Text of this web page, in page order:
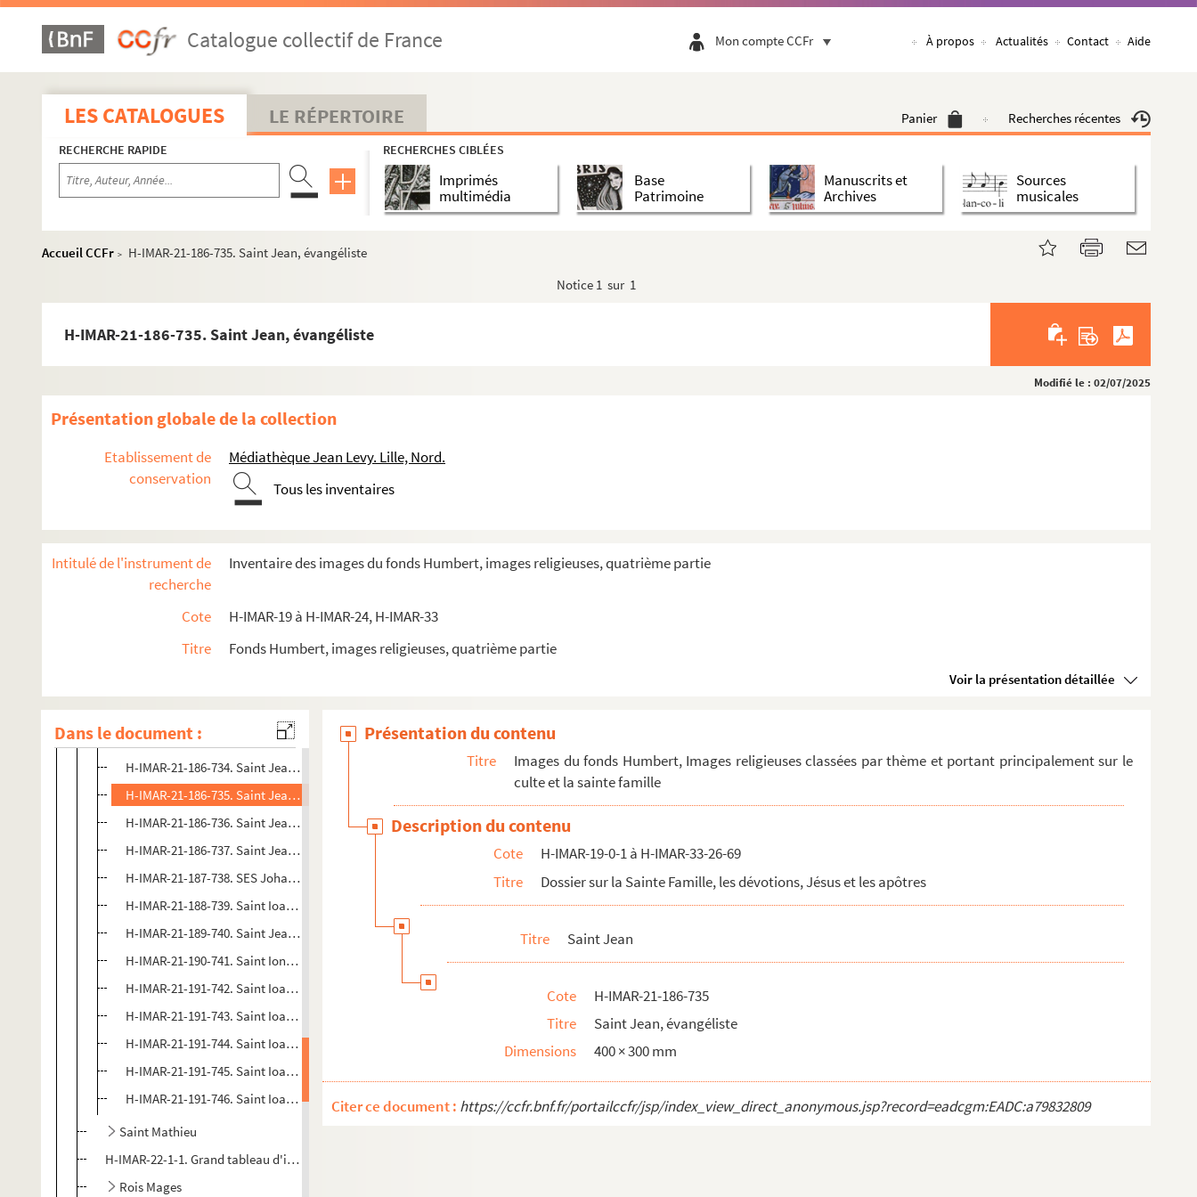
Catalogue collectif de France Mon compte CCFr À propos Actualités Contact Aide
LES CATALOGUES LE RÉPERTOIRE Panier Recherches récentes
RECHERCHE RAPIDE RECHERCHES CIBLÉES
Imprimés
multimédia
Base
Patrimoine
Manuscrits et
Archives
Sources
musicales
Accueil CCFr >
H-IMAR-21-186-735. Saint Jean, évangéliste
Notice 1 sur 1
H-IMAR-21-186-735. Saint Jean, évangéliste
Modifié le : 02/07/2025
Présentation globale de la collection
Etablissement de
conservation
Médiathèque Jean Levy. Lille, Nord.
Tous les inventaires
Intitulé de l'instrument de
recherche
Inventaire des images du fonds Humbert, images religieuses, quatrième partie
Cote
H-IMAR-19 à H-IMAR-24, H-IMAR-33
Titre
Fonds Humbert, images religieuses, quatrième partie
Voir la présentation détaillée
Dans le document :
H-IMAR-21-183-708. Saint Jean, porte latine
H-IMAR-21-183-709. Saint Jean, porte latine
H-IMAR-21-184-710. Saint Jacques le Majeur
H-IMAR-21-185-711. Saint Jean
H-IMAR-21-185-712. Saint Jean
H-IMAR-21-185-713. Saint Jean
H-IMAR-21-185-718. Saint Jean
H-IMAR-21-185-721. Saint Jean
H-IMAR-21-185-723. Saint Jean
H-IMAR-21-185-724. Saint Jean
H-IMAR-21-185-726. Saint Jean
H-IMAR-21-185-727. Saint Jean
H-IMAR-21-185-730. Saint Jean
H-IMAR-21-186-732. Saint Jean, évangéliste
H-IMAR-21-186-733. Saint Jean, évangéliste
H-IMAR-21-186-734. Saint Jean, évangéliste
H-IMAR-21-186-735. Saint Jean, évangéliste
H-IMAR-21-186-736. Saint Jean, évangéliste
H-IMAR-21-186-737. Saint Jean, évangéliste
H-IMAR-21-187-738. SES Johanes
H-IMAR-21-188-739. Saint Ioannes
H-IMAR-21-189-740. Saint Jean (Italie 1890)
H-IMAR-21-190-741. Saint Ionnes Baptista
H-IMAR-21-191-742. Saint Ioannes
H-IMAR-21-191-743. Saint Ioannes
H-IMAR-21-191-744. Saint Ioannes
H-IMAR-21-191-745. Saint Ioannes
H-IMAR-21-191-746. Saint Ioannes
Saint Mathieu
H-IMAR-22-1-1. Grand tableau d'illustration
Rois Mages
Présentation du contenu
Titre
Images du fonds Humbert, Images religieuses classées par thème et portant principalement sur le
culte et la sainte famille
Description du contenu
Cote
H-IMAR-19-0-1 à H-IMAR-33-26-69
Titre
Dossier sur la Sainte Famille, les dévotions, Jésus et les apôtres
Titre Saint Jean
Cote
H-IMAR-21-186-735
Titre
Saint Jean, évangéliste
Dimensions
400 × 300 mm
Citer ce document : https://ccfr.bnf.fr/portailccfr/jsp/index_view_direct_anonymous.jsp?record=eadcgm:EADC:a79832809